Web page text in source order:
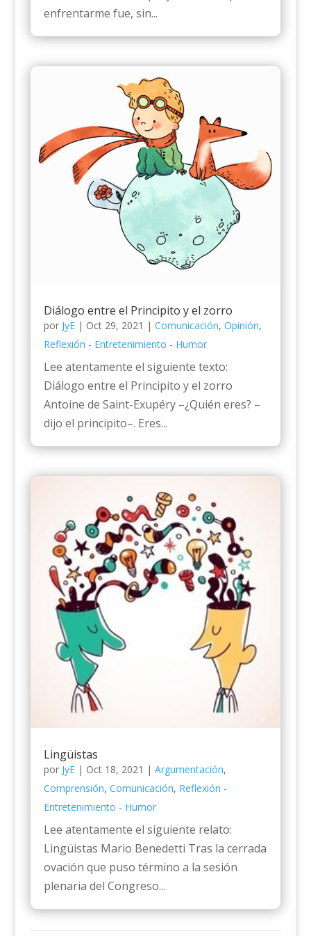
enfrentarme fue, sin...
Diálogo entre el Principito y el zorro
por JyE| Oct 29, 2021 | Comunicación, Opinión,
Reflexión - Entretenimiento - Humor
Lee atentamente el siguiente texto:
Diálogo entre el Principito y el zorro
Antoine de Saint-Exupéry –¿Quién eres? –
dijo el principito–. Eres...
Lingüistas
por JyE| Oct 18, 2021 | Argumentación,
Comprensión, Comunicación, Reflexión -
Entretenimiento - Humor
Lee atentamente el siguiente relato:
Lingüistas Mario Benedetti Tras la cerrada
ovación que puso término a la sesión
plenaria del Congreso...